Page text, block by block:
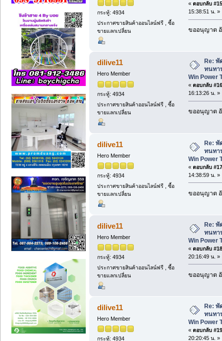
กระทู้: 4934
ประกาศขายสินค้าออนไลน์ฟรี , ซื้อ
ขายแลกเปลี่ยน
« ตอบกลับ
15:38:51 น. »
ขออนุญาต
dilive11
Hero Member
กระทู้: 4934
ประกาศขายสินค้าออนไลน์ฟรี , ซื้อ
ขายแลกเปลี่ยน
Re:
ทนทา
Win Power
« ตอบกลับ
16:13:26 น. »
ขออนุญาต
dilive11
Hero Member
กระทู้: 4934
ประกาศขายสินค้าออนไลน์ฟรี , ซื้อ
ขายแลกเปลี่ยน
Re: พั
ทนทา
Win Power
« ตอบกลับ
14:38:59 น. »
ขออนุญาต
dilive11
Hero Member
กระทู้: 4934
ประกาศขายสินค้าออนไลน์ฟรี , ซื้อ
ขายแลกเปลี่ยน
Re: พั
ทนทา
Win Power
« ตอบกลับ
20:16:49 น. »
ขออนุญาต
dilive11
Hero Member
กระทู้: 4934
Re:
ทนทา
Win Power
« ตอบกลับ
20:20:45 น. »